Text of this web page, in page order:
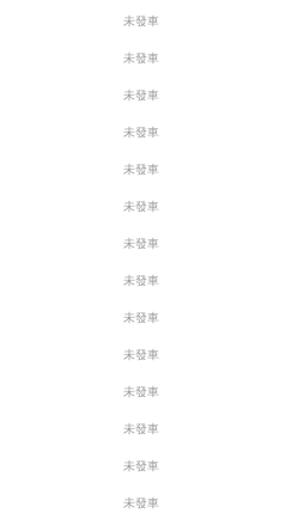
未發車
未發車
未發車
未發車
未發車
未發車
未發車
未發車
未發車
未發車
未發車
未發車
未發車
未發車